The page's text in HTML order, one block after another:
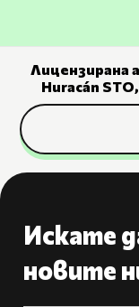
Лицензирана
Huracán
Искате
новите